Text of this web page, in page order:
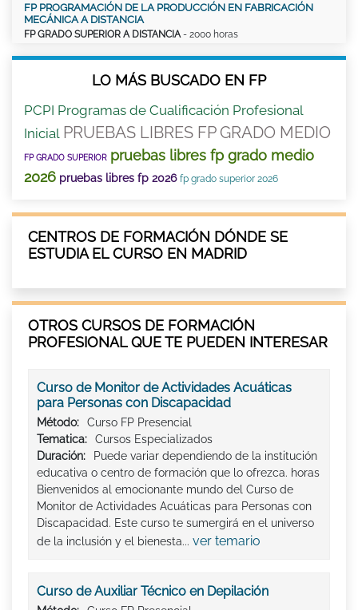
FP PROGRAMACIÓN DE LA PRODUCCIÓN EN FABRICACIÓN
MECÁNICA A DISTANCIA
FP GRADO SUPERIOR A DISTANCIA - 2000 horas
LO MÁS BUSCADO EN FP
PCPI Programas de Cualificación Profesional
Inicial PRUEBAS LIBRES FP GRADO MEDIO
FP GRADO SUPERIOR pruebas libres fp grado medio
2026 pruebas libres fp 2026 fp grado superior 2026
CENTROS DE FORMACIÓN DÓNDE SE
ESTUDIA EL CURSO EN MADRID
OTROS CURSOS DE FORMACIÓN
PROFESIONAL QUE TE PUEDEN INTERESAR
Curso de Monitor de Actividades Acuáticas
para Personas con Discapacidad
Método:
Curso FP Presencial
Tematica:
Cursos Especializados
Duración:
Puede variar dependiendo de la institución
educativa o centro de formación que lo ofrezca. horas
Bienvenidos al emocionante mundo del Curso de
Monitor de Actividades Acuáticas para Personas con
Discapacidad. Este curso te sumergirá en el universo
de la inclusión y el bienesta... ver temario
Curso de Auxiliar Técnico en Depilación